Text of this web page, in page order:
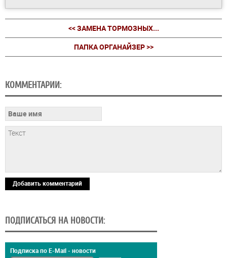
<< ЗАМЕНА ТОРМОЗНЫХ...
ПАПКА ОРГАНАЙЗЕР >>
КОММЕНТАРИИ:
Добавить комментарий
ПОДПИСАТЬСЯ НА НОВОСТИ:
Подписка по E-Mail - новости